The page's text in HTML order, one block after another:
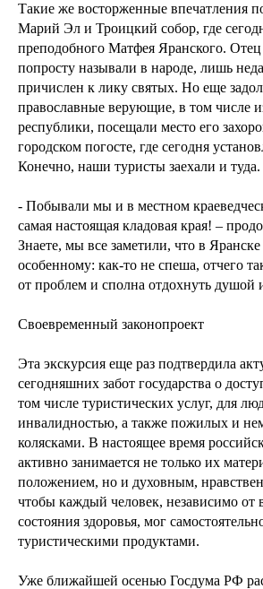
Такие же восторженные впечатления
Марий Эл и Троицкий собор, где
преподобного Матфея Яранского.
попросту называли в народе, лишь
причислен к лику святых. Но еще
православные верующие, в том числе
республики, посещали место его
городском погосте, где сегодня
Конечно, наши туристы заехали и туда.
- Побывали мы и в местном
самая настоящая кладовая края! –
Знаете, мы все заметили, что в
особенному: как-то не спеша, отчего
от проблем и сполна отдохнуть душой
Своевременный законопроект
Эта экскурсия еще раз подтвердила
сегодняшних забот государства о
том числе туристических услуг, для
инвалидностью, а также пожилых и
колясками. В настоящее время
активно занимается не только их
положением, но и духовным,
чтобы каждый человек, независимо от
состояния здоровья, мог
туристическими продуктами.
Уже ближайшей осенью Госдума РФ